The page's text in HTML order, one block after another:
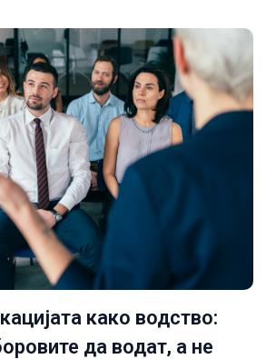
како водство:
да водат, а не